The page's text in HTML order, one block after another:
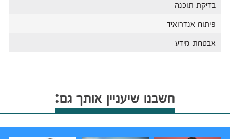
בדיקת תוכנה
פיתוח אנדרואיד
אבטחת מידע
חשבנו שיעניין אותך גם: